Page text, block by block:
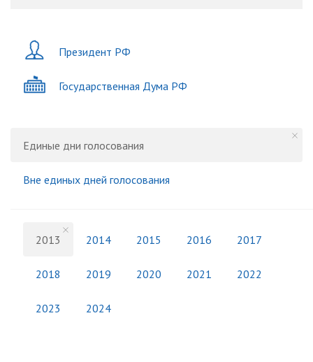
Президент РФ
Государственная Дума РФ
Единые дни голосования
Вне единых дней голосования
2013 2014 2015 2016 2017
2018 2019 2020 2021 2022
2023 2024